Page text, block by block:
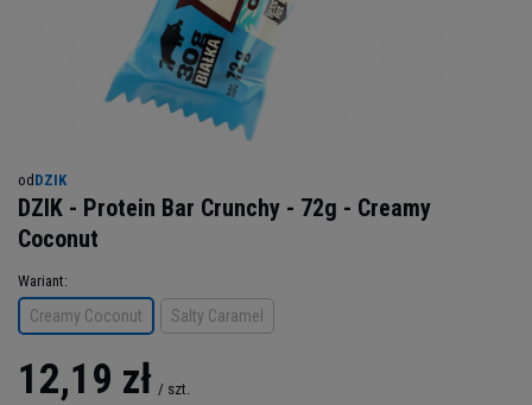
od DZIK
DZIK - Protein Bar Crunchy - 72g - Creamy
Coconut
Wariant
Creamy Coconut Salty Caramel
12,19 zł / szt.